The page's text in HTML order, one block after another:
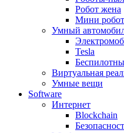
Робот жена
Мини робот
Умный
Tesla
Виртуальная
Умные вещи
Software
Интернет
Blockchain